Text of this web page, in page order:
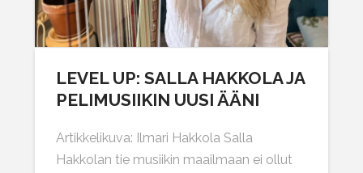
LEVEL UP: SALLA HAKKOLA JA
PELIMUSIIKIN UUSI ÄÄNI
Artikkelikuva: Ilmari Hakkola Salla
Hakkolan tie musiikin maailmaan ei ollut